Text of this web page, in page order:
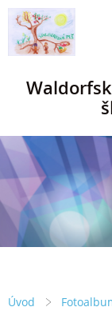
Úvod